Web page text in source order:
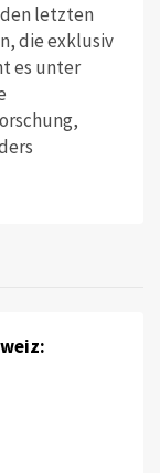
letzten
die exklusiv
es unter